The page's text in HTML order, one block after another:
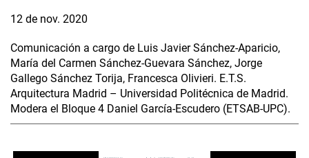
12 de nov. 2020
Comunicación a cargo de Luis Javier Sánchez-Aparicio,
María del Carmen Sánchez-Guevara Sánchez, Jorge
Gallego Sánchez Torija, Francesca Olivieri. E.T.S.
Arquitectura Madrid – Universidad Politécnica de Madrid.
Modera el Bloque 4 Daniel García-Escudero (ETSAB-UPC).